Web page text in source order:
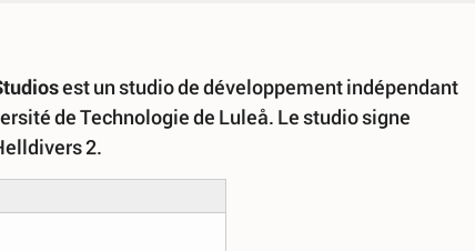
est un studio de développement indépendant
de Technologie de Luleå. Le studio signe
2.